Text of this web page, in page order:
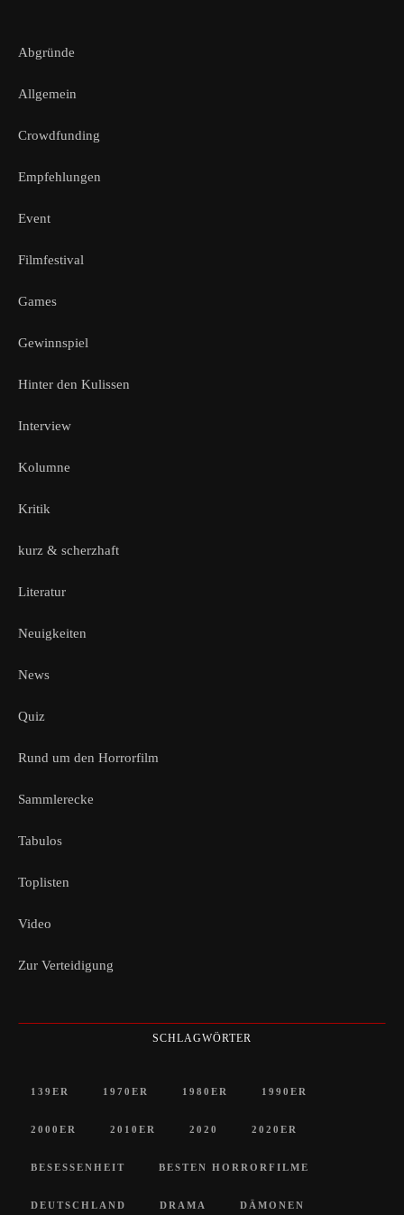
Abgründe
Allgemein
Crowdfunding
Empfehlungen
Event
Filmfestival
Games
Gewinnspiel
Hinter den Kulissen
Interview
Kolumne
Kritik
kurz & scherzhaft
Literatur
Neuigkeiten
News
Quiz
Rund um den Horrorfilm
Sammlerecke
Tabulos
Toplisten
Video
Zur Verteidigung
SCHLAGWÖRTER
139ER 1970ER 1980ER 1990ER
2000ER 2010ER 2020 2020ER
BESESSENHEIT BESTEN HORRORFILME
DEUTSCHLAND DRAMA DÄMONEN